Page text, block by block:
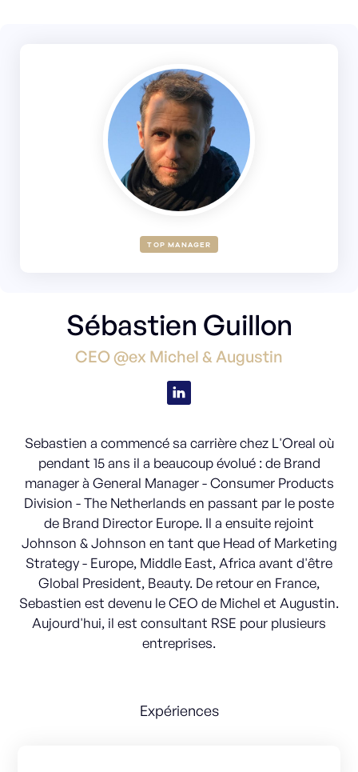
TOP MANAGER
Sébastien Guillon
CEO @ex Michel & Augustin
Sebastien a commencé sa carrière chez L'Oreal où
pendant 15 ans il a beaucoup évolué : de Brand
manager à General Manager - Consumer Products
Division - The Netherlands en passant par le poste
de Brand Director Europe. Il a ensuite rejoint
Johnson & Johnson en tant que Head of Marketing
Strategy - Europe, Middle East, Africa avant d'être
Global President, Beauty. De retour en France,
Sebastien est devenu le CEO de Michel et Augustin.
Aujourd'hui, il est consultant RSE pour plusieurs
entreprises.
Expériences